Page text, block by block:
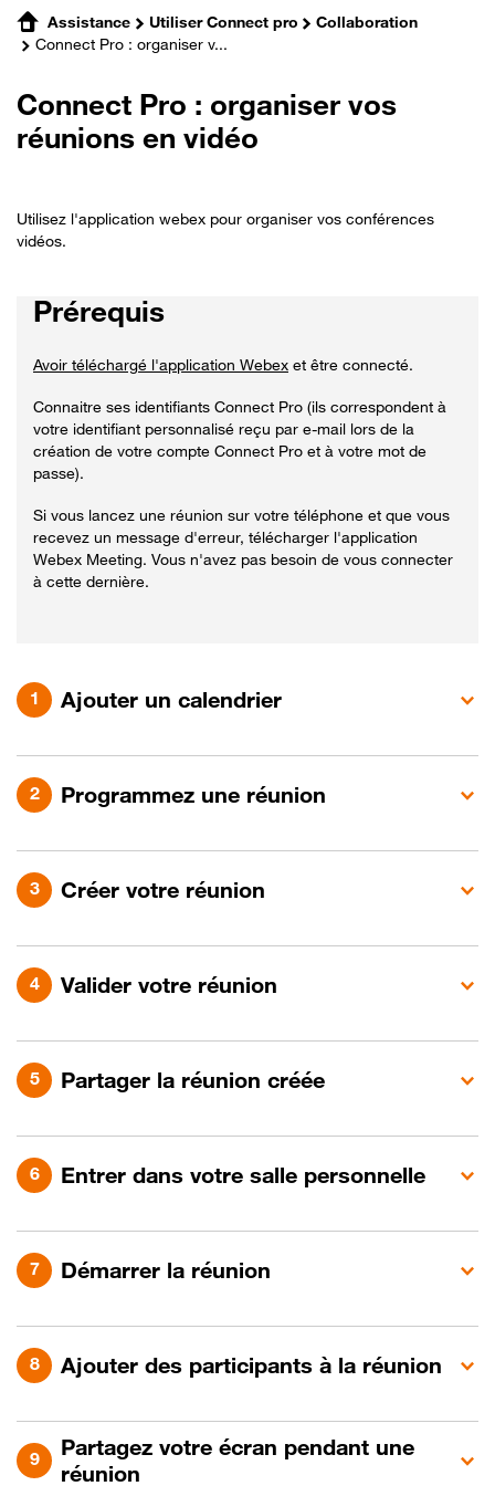
Assistance Utiliser Connect pro
Collaboration
Connect Pro : organiser v...
Connect Pro : organiser vos
réunions en vidéo
Utilisez l'application webex pour organiser vos conférences
vidéos.
Prérequis
Avoir téléchargé l'application Webex et être connecté.
Connaitre ses identifiants Connect Pro (ils correspondent à
votre identifiant personnalisé reçu par e-mail lors de la
création de votre compte Connect Pro et à votre mot de
passe).
Si vous lancez une réunion sur votre téléphone et que vous
recevez un message d'erreur, télécharger l'application
Webex Meeting. Vous n'avez pas besoin de vous connecter
à cette dernière.
Ajouter un calendrier
Programmez une réunion
Créer votre réunion
Valider votre réunion
Partager la réunion créée
Entrer dans votre salle personnelle
Démarrer la réunion
Ajouter des participants à la réunion
Partagez votre écran pendant une
réunion